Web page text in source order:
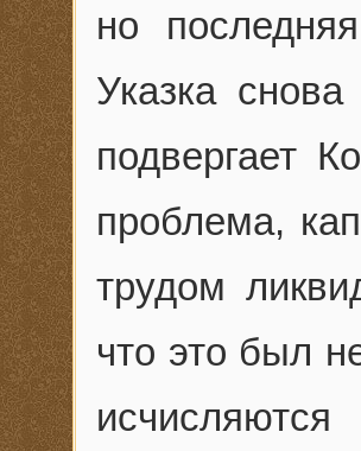
но
Указка
подвергает
проблема,
трудом
что это был